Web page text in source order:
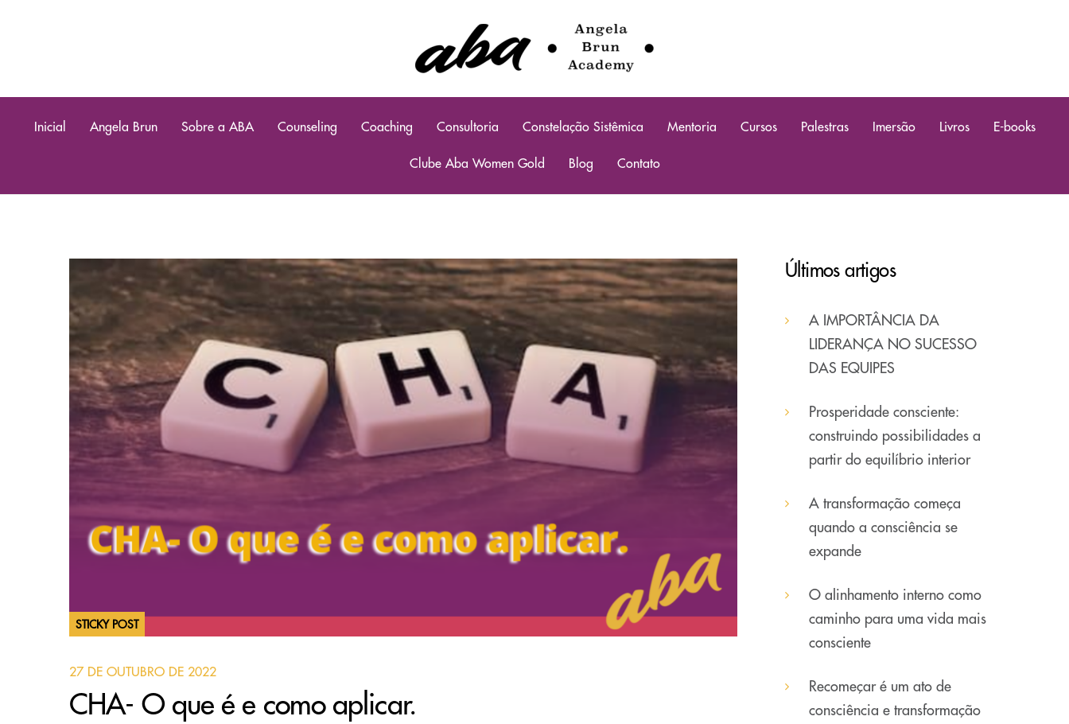
Inicial Angela Brun Sobre a ABA Counseling Coaching Consultoria Constelação Sistêmica Mentoria Cursos Palestras Imersão Livros E-books
Clube Aba Women Gold Blog Contato
STICKY POST
27 DE OUTUBRO DE 2022
CHA- O que é e como aplicar.
Últimos artigos
A IMPORTÂNCIA DA
LIDERANÇA NO SUCESSO
DAS EQUIPES
Prosperidade consciente:
construindo possibilidades a
partir do equilíbrio interior
A transformação começa
quando a consciência se
expande
O alinhamento interno como
caminho para uma vida mais
consciente
Recomeçar é um ato de
consciência e transformação